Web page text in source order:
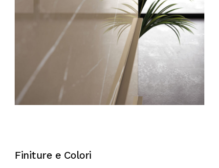
Finiture e Colori